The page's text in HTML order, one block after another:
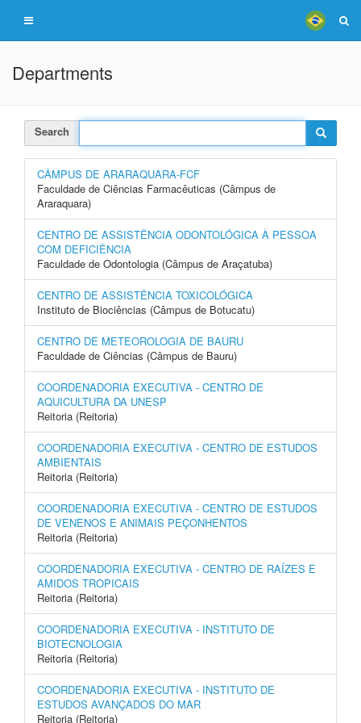
Departments
Search
CÂMPUS DE ARARAQUARA-FCF
Faculdade de Ciências Farmacêuticas (Câmpus de
Araraquara)
CENTRO DE ASSISTÊNCIA ODONTOLÓGICA À PESSOA
COM DEFICIÊNCIA
Faculdade de Odontologia (Câmpus de Araçatuba)
CENTRO DE ASSISTÊNCIA TOXICOLÓGICA
Instituto de Biociências (Câmpus de Botucatu)
CENTRO DE METEOROLOGIA DE BAURU
Faculdade de Ciências (Câmpus de Bauru)
COORDENADORIA EXECUTIVA - CENTRO DE
AQUICULTURA DA UNESP
Reitoria (Reitoria)
COORDENADORIA EXECUTIVA - CENTRO DE ESTUDOS
AMBIENTAIS
Reitoria (Reitoria)
COORDENADORIA EXECUTIVA - CENTRO DE ESTUDOS
DE VENENOS E ANIMAIS PEÇONHENTOS
Reitoria (Reitoria)
COORDENADORIA EXECUTIVA - CENTRO DE RAÍZES E
AMIDOS TROPICAIS
Reitoria (Reitoria)
COORDENADORIA EXECUTIVA - INSTITUTO DE
BIOTECNOLOGIA
Reitoria (Reitoria)
COORDENADORIA EXECUTIVA - INSTITUTO DE
ESTUDOS AVANÇADOS DO MAR
Reitoria (Reitoria)